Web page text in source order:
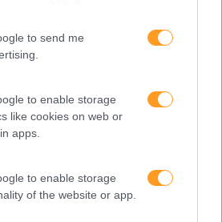
to send me
to enable storage
like cookies on web or
apps.
to enable storage
of the website or app.